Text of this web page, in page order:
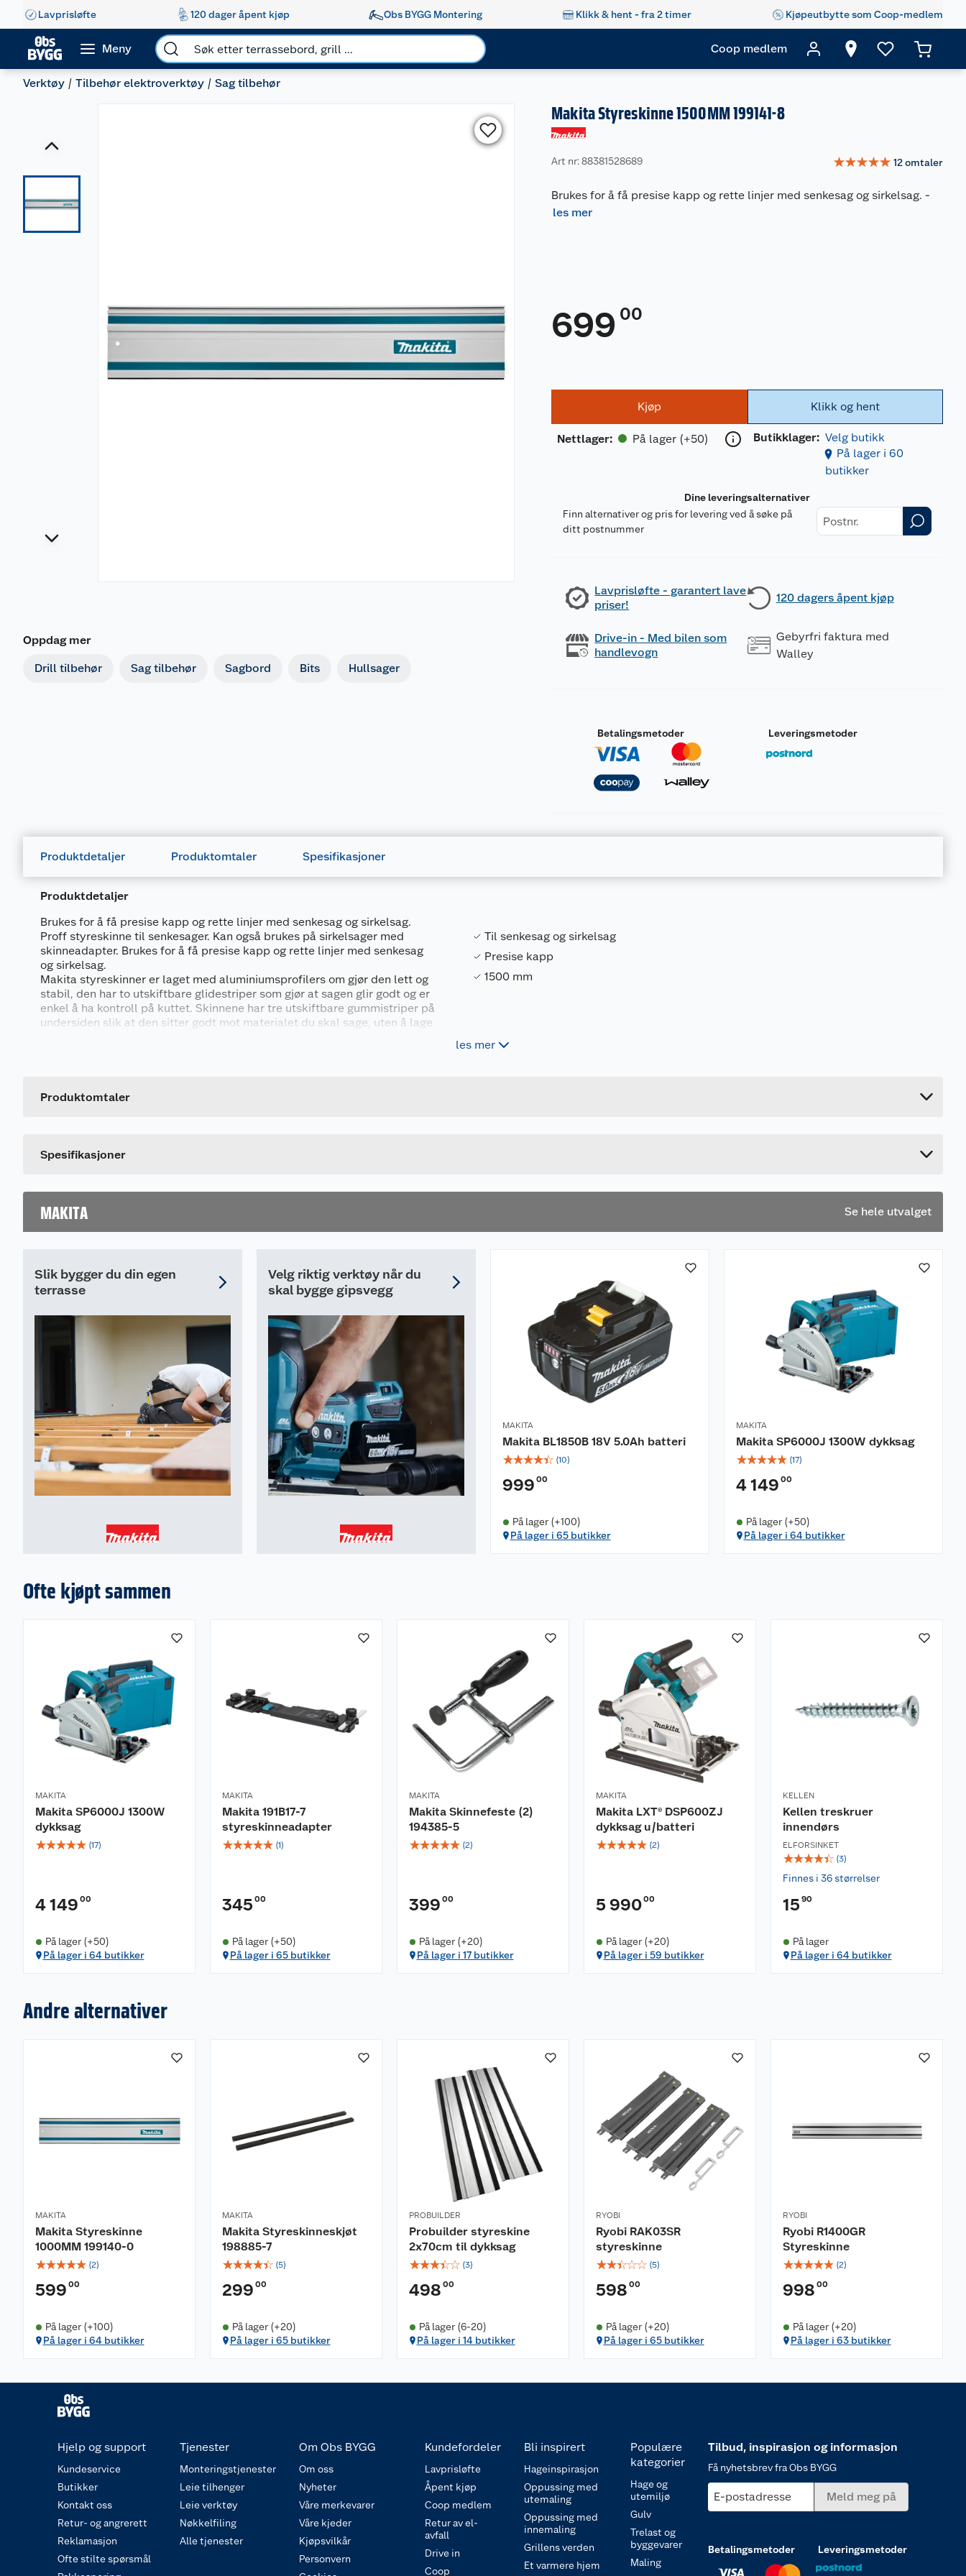
Lavprisløfte 120 dager åpent kjøp Obs BYGG Montering Klikk & hent - fra 2 timer Kjøpeutbytte som Coop-medlem
Meny Coop medlem
Verktøy Tilbehør elektroverktøy Sag tilbehør
Oppdag mer
Drill tilbehør Sag tilbehør Sagbord Bits Hullsager
Makita Styreskinne 1500MM 199141-8
Art nr: 88381528689 ☆☆☆☆☆ 12omtaler
Brukes for å få presise kapp og rette linjer med senkesag og sirkelsag. -
les mer
699 00
Kjøp
Nettlager: På lager (+50)
Klikk og hent
Butikklager: Velg butikk
På lager i 60
butikker
Dine leveringsalternativer
Finn alternativer og pris for levering ved å søke på
ditt postnummer
Lavprisløfte - garantert lave
priser!
120 dagers åpent kjøp
Drive-in - Med bilen som
handlevogn
Gebyrfri faktura med
Walley
Betalingsmetoder Leveringsmetoder
Produktdetaljer Produktomtaler Spesifikasjoner
Produktdetaljer
Brukes for å få presise kapp og rette linjer med senkesag og sirkelsag.
Proff styreskinne til senkesager. Kan også brukes på sirkelsager med
skinneadapter. Brukes for å få presise kapp og rette linjer med senkesag
og sirkelsag.
Makita styreskinner er laget med aluminiumsprofilers om gjør den lett og
stabil, den har to utskiftbare glidestriper som gjør at sagen glir godt og er
enkel å ha kontroll på kuttet. Skinnene har tre utskiftbare gummistriper på
undersiden slik at den sitter godt mot materialet du skal sage, uten å lage
Til senkesag og sirkelsag
Presise kapp
1500 mm
les mer
Produktomtaler
Spesifikasjoner
Leverandørens artikkelnummer
Forpakningsmål
MAKITA Se hele utvalget
Slik bygger du din egen
terrasse
Velg riktig verktøy når du
skal bygge gipsvegg
MAKITA
Makita BL1850B 18V 5.0Ah batteri
☆☆☆☆☆ (10)
999 00
På lager (+100)
På lager i 65 butikker
MAKITA
Makita SP6000J 1300W dykksag
☆☆☆☆☆ (17)
4 149 00
På lager (+50)
På lager i 64 butikker
Ofte kjøpt sammen
MAKITA
Makita SP6000J 1300W
dykksag
☆☆☆☆☆ (17)
4 149 00
På lager (+50)
På lager i 64 butikker
MAKITA
Makita 191B17-7
styreskinneadapter
☆☆☆☆☆ (1)
345 00
På lager (+50)
På lager i 65 butikker
MAKITA
Makita Skinnefeste (2)
194385-5
☆☆☆☆☆ (2)
399 00
På lager (+20)
På lager i 17 butikker
MAKITA
Makita LXT® DSP600ZJ
dykksag u/batteri
☆☆☆☆☆ (2)
5 99000
På lager (+20)
På lager i 59 butikker
KELLEN
Kellen treskruer
innendørs
ELFORSINKET
☆☆☆☆☆ (3)
Finnes i 36 størrelser
15 90
På lager
På lager i 64 butikker
Andre alternativer
MAKITA
Makita Styreskinne
1000MM 199140-0
☆☆☆☆☆ (2)
599 00
På lager (+100)
På lager i 64 butikker
MAKITA
Makita Styreskinneskjøt
198885-7
☆☆☆☆☆ (5)
299 00
På lager (+20)
På lager i 65 butikker
PROBUILDER
Probuilder styreskine
2x70cm til dykksag
☆☆☆☆☆ (3)
498 00
På lager (6-20)
På lager i 14 butikker
RYOBI
Ryobi RAK03SR
styreskinne
☆☆☆☆☆ (5)
598 00
På lager (+20)
På lager i 65 butikker
RYOBI
Ryobi R1400GR
Styreskinne
☆☆☆☆☆ (2)
998 00
På lager (+20)
På lager i 63 butikker
Hjelp og support
Kundeservice
Butikker
Kontakt oss
Retur- og angrerett
Reklamasjon
Ofte stilte spørsmål
Tjenester
Monteringstjenester
Leie tilhenger
Leie verktøy
Nøkkelfiling
Alle tjenester
Om Obs BYGG
Om oss
Nyheter
Våre merkevarer
Våre kjeder
Kjøpsvilkår
Personvern
Kundefordeler
Lavprisløfte
Åpent kjøp
Coop medlem
Retur av el-
avfall
Drive in
Coop
Bli inspirert
Hageinspirasjon
Oppussing med
utemaling
Oppussing med
innemaling
Grillens verden
Et varmere hjem
Populære
kategorier
Hage og
utemiljø
Gulv
Trelast og
byggevarer
Maling
Tilbud, inspirasjon og informasjon
Få nyhetsbrev fra Obs BYGG
E-postadresse Meld meg på
Betalingsmetoder Leveringsmetoder